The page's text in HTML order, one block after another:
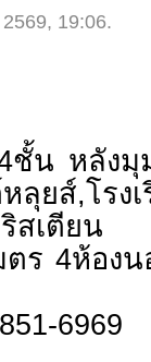
19:06.
ชั้น หลัง
ลุยส์,โร
สเตียน
ตร 4ห้อง
6969